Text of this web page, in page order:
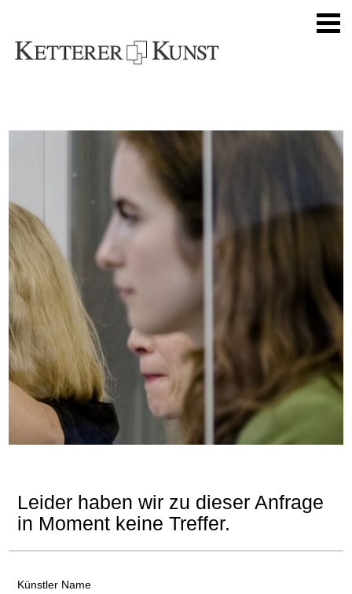
Leider haben wir zu dieser Anfrage
in Moment keine Treffer.
Künstler Name